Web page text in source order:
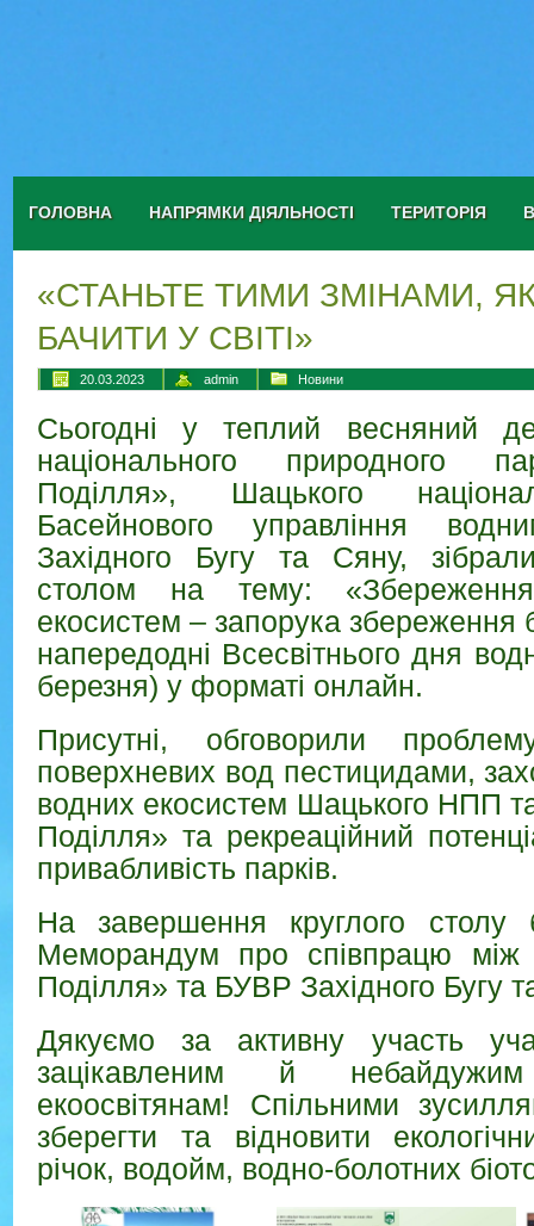
ГОЛОВНА НАПРЯМКИ ДІЯЛЬНОСТІ ТЕРИТОРІЯ
«СТАНЬТЕ ТИМИ ЗМІНАМИ,
БАЧИТИ У СВІТІ»
20.03.2023 admin Новини
Сьогодні у теплий весняний
національного природного
Поділля», Шацького
Басейнового управління
Західного Бугу та Сяну,
столом на тему: «Збереження
екосистем – запорука збереження
напередодні Всесвітнього дня
березня) у форматі онлайн.
Присутні, обговорили
поверхневих вод пестицидами,
водних екосистем Шацького НПП
Поділля» та рекреаційний
привабливість парків.
На завершення круглого столу
Меморандум про співпрацю між
Поділля» та БУВР Західного Бугу
Дякуємо за активну участь
зацікавленим й
екоосвітянам! Спільними
зберегти та відновити
річок, водойм, водно-болотних